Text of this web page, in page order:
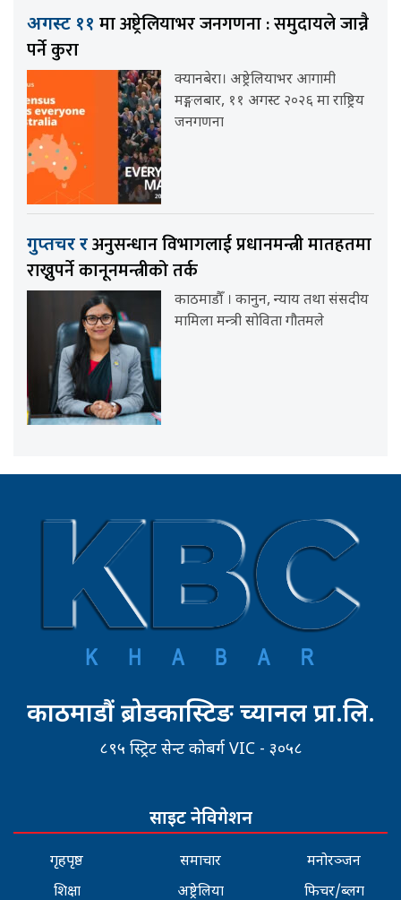
अगस्ट ११ मा अष्ट्रेलियाभर जनगणना : समुदायले जान्नै
पर्ने कुरा
क्यानबेरा। अष्ट्रेलियाभर आगामी
मङ्गलबार, ११ अगस्ट २०२६ मा राष्ट्रिय
जनगणना
गुप्तचर रअनुसन्धान विभागलाई प्रधानमन्त्री मातहतमा
राख्नुपर्ने कानूनमन्त्रीको तर्क
काठमाडौँ । कानुन, न्याय तथा संसदीय
मामिला मन्त्री सोविता गौतमले
काठमाडौं ब्रोडकास्टिङ च्यानल प्रा.लि.
८९५ स्ट्रिट सेन्ट कोबर्ग VIC - ३०५८
साइट नेविगेशन
गृहपृष्ठ
शिक्षा
समाचार
अष्ट्रेलिया
मनोरञ्जन
फिचर/ब्लग